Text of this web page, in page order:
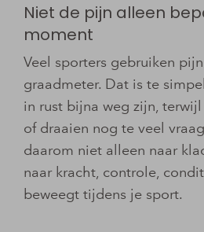
Niet de pijn alleen
moment
Veel sporters gebruiken
graadmeter. Dat is te
in rust bijna weg zijn,
of draaien nog te veel
daarom niet alleen naar
naar kracht, controle,
beweegt tijdens je sport.